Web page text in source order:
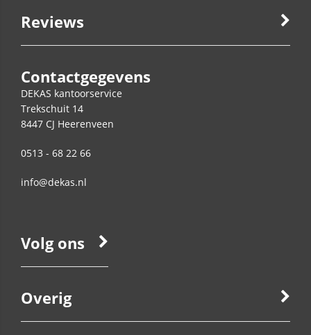
Reviews
Contactgegevens
DEKAS kantoorservice
Trekschuit 14
8447 CJ Heerenveen
0513 - 68 22 66
info@dekas.nl
Volg ons
Overig